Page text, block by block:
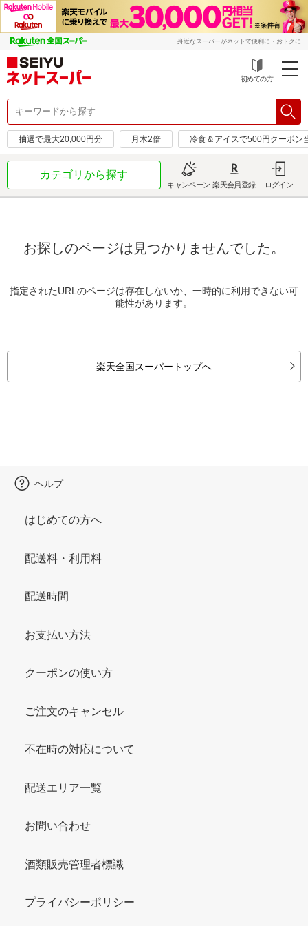
身近なスーパーがネットで便利に・おトクに
初めての方
抽選で最大20,000円分 月木2倍 冷食＆アイスで500円クーポン
カテゴリから探す
キャンペーン 楽天会員登録 ログイン
お探しのページは見つかりませんでした。
指定されたURLのページは存在しないか、一時的に利用できない可
能性があります。
楽天全国スーパートップへ
ヘルプ
はじめての方へ
配送料・利用料
配送時間
お支払い方法
クーポンの使い方
ご注文のキャンセル
不在時の対応について
配送エリア一覧
お問い合わせ
酒類販売管理者標識
プライバシーポリシー